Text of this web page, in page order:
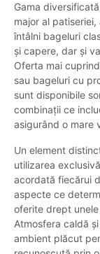
Gama
major al
întâlni bageluri
și capere, dar și
Oferta mai
sau bageluri cu
sunt disponibile
combinații ce
asigurând o mare
Un element
utilizarea
acordată fiecărui
aspecte ce
oferite drept
Atmosfera caldă
ambient plăcut